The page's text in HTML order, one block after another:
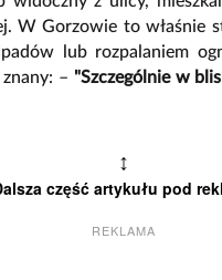
W Gorzowie to właśnie
lub rozpalaniem
– "Szczególnie w
↕
część artykułu pod
REKLAMA